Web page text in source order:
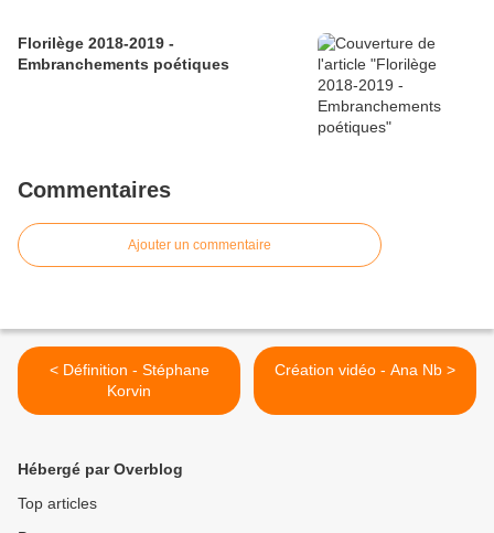
Florilège 2018-2019 -
Embranchements poétiques
Commentaires
Ajouter un commentaire
< Définition - Stéphane
Korvin
Création vidéo - Ana Nb >
Hébergé par Overblog
Top articles